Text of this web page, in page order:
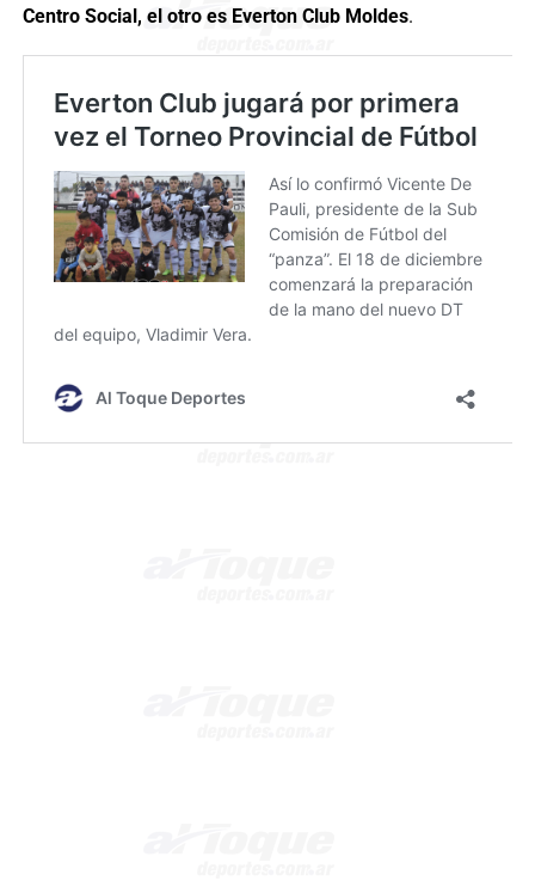
Centro Social, el otro es Everton Club Moldes.